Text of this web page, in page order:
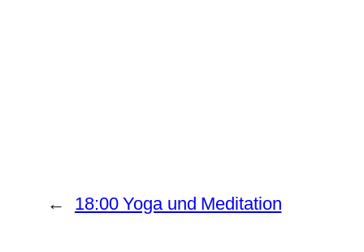
← 18:00 Yoga und Meditation